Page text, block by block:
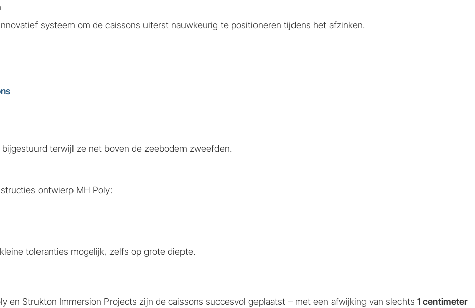
systeem om de caissons uiterst nauwkeurig te positioneren tijdens het afzinken.
terwijl ze net boven de zeebodem zweefden.
ontwierp MH Poly:
toleranties mogelijk, zelfs op grote diepte.
en Strukton Immersion Projects zijn de caissons succesvol geplaatst – met een afwijking van slechts 1 centimeter